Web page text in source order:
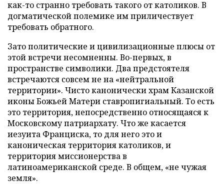
как-то странно требовать такого от католиков. В
догматической полемике им приличествует
требовать обратного.
Зато политические и цивилизационные плюсы от
этой встречи несомненны. Во-первых, в
пространстве символики. Два предстоятеля
встречаются совсем не на «нейтральной
территории». Чисто канонически храм Казанской
иконы Божьей Матери ставропигиальный. То есть
это территория, непосредственно относящаяся к
Московскому патриархату. Что же касается
иезуита Франциска, то для него это и
каноническая территория католиков, и
территория миссионерства в
латиноамериканской среде. В общем, «не чужая
земля».